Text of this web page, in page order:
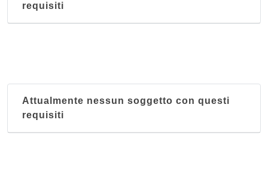
requisiti
Attualmente nessun soggetto con questi
requisiti